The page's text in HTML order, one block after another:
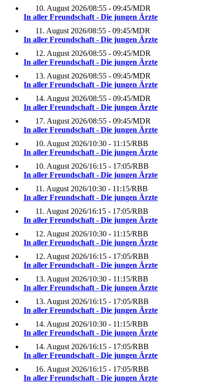
10. August 2026/08:55 - 09:45/MDR
In aller Freundschaft - Die jungen Ärzte
11. August 2026/08:55 - 09:45/MDR
In aller Freundschaft - Die jungen Ärzte
12. August 2026/08:55 - 09:45/MDR
In aller Freundschaft - Die jungen Ärzte
13. August 2026/08:55 - 09:45/MDR
In aller Freundschaft - Die jungen Ärzte
14. August 2026/08:55 - 09:45/MDR
In aller Freundschaft - Die jungen Ärzte
17. August 2026/08:55 - 09:45/MDR
In aller Freundschaft - Die jungen Ärzte
10. August 2026/10:30 - 11:15/RBB
In aller Freundschaft - Die jungen Ärzte
10. August 2026/16:15 - 17:05/RBB
In aller Freundschaft - Die jungen Ärzte
11. August 2026/10:30 - 11:15/RBB
In aller Freundschaft - Die jungen Ärzte
11. August 2026/16:15 - 17:05/RBB
In aller Freundschaft - Die jungen Ärzte
12. August 2026/10:30 - 11:15/RBB
In aller Freundschaft - Die jungen Ärzte
12. August 2026/16:15 - 17:05/RBB
In aller Freundschaft - Die jungen Ärzte
13. August 2026/10:30 - 11:15/RBB
In aller Freundschaft - Die jungen Ärzte
13. August 2026/16:15 - 17:05/RBB
In aller Freundschaft - Die jungen Ärzte
14. August 2026/10:30 - 11:15/RBB
In aller Freundschaft - Die jungen Ärzte
14. August 2026/16:15 - 17:05/RBB
In aller Freundschaft - Die jungen Ärzte
16. August 2026/16:15 - 17:05/RBB
In aller Freundschaft - Die jungen Ärzte